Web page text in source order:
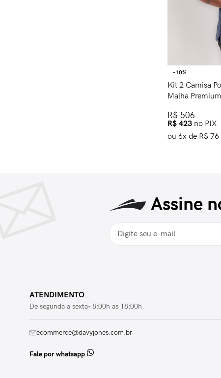
-10%
Kit 2 Camisa
Malha Premium
R$506
R$ 423 no PIX
ou 6x de R$ 76
Assine
ATENDIMENTO
De segunda a sexta- 8:00h as 18:00h
ecommerce@davyjones.com.br
Fale por whatsapp